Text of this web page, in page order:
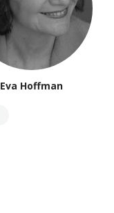
Eva Hoffman